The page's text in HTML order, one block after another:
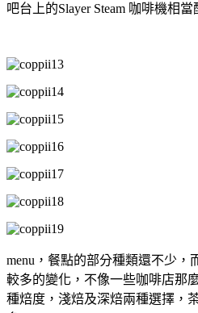
吧台上的Slayer Steam 咖啡機相當
menu，餐點的部分種類還不少，
較多的變化，不像一些咖啡店那
種焙度，淺焙及深焙兩種選擇，